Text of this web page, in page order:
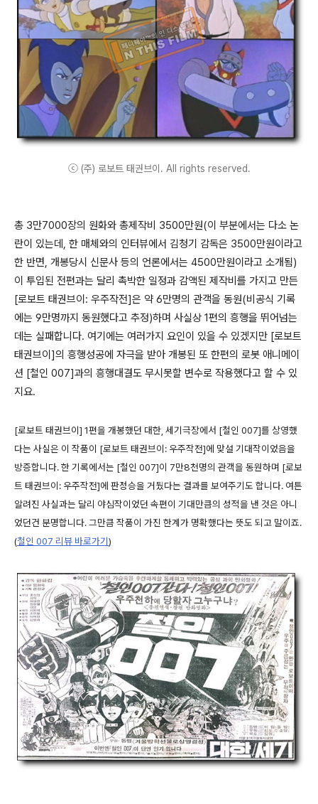
ⓒ (주) 로보트 태권브이. All rights reserved.
총 3만7000장의 원화와 총제작비 3500만원(이 부분에서는 다소 논
란이 있는데, 한 매체와의 인터뷰에서 김청기 감독은 3500만원이라고
한 반면, 개봉당시 신문사 등의 언론에서는 4500만원이라고 소개됨)
이 투입된 전편과는 달리 촉박한 일정과 감액된 제작비를 가지고 만든
[로보트 태권브이: 우주작전]은 약 6만명의 관객을 동원(비공식 기록
에는 9만명까지 동원했다고 추정)하며 사실상 1편의 흥행을 뛰어넘는
데는 실패합니다. 여기에는 여러가지 요인이 있을 수 있겠지만 [로보트
태권브이]의 흥행성공에 자극을 받아 개봉된 또 한편의 로봇 애니메이
션 [철인 007]과의 흥행대결도 무시못할 변수로 작용했다고 할 수 있
지요.
[로보트 태권브이] 1편을 개봉했던 대한, 세기극장에서 [철인 007]를 상영했
다는 사실은 이 작품이 [로보트 태권브이: 우주작전]에 맞설 기대작이었음을
방증합니다. 한 기록에서는 [철인 007]이 7만8천명의 관객을 동원하며 [로보
트 태권브이: 우주작전]에 판정승을 거뒀다는 결과를 보여주기도 합니다. 여튼
알려진 사실과는 달리 야심작이었던 속편이 기대만큼의 성적을 낸 것은 아니
었던건 분명합니다. 그만큼 작품이 가진 한계가 명확했다는 뜻도 되고 말이죠.
(철인 007 리뷰 바로가기)